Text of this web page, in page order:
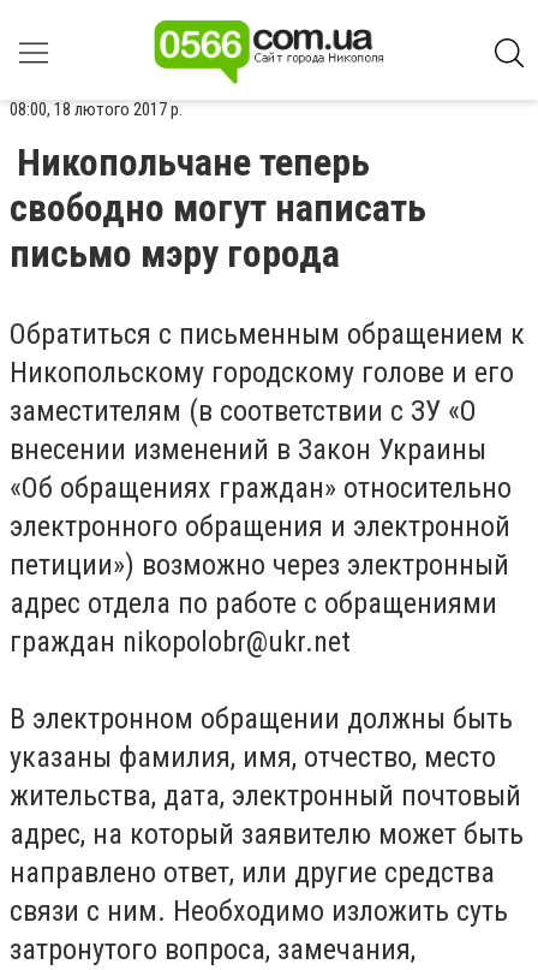
08:00, 18 лютого 2017 р.
Никопольчане теперь
свободно могут написать
письмо мэру города
Обратиться с письменным обращением к
Никопольскому городскому голове и его
заместителям (в соответствии с ЗУ «О
внесении изменений в Закон Украины
«Об обращениях граждан» относительно
электронного обращения и электронной
петиции») возможно через электронный
адрес отдела по работе с обращениями
граждан nikopolobr@ukr.net
В электронном обращении должны быть
указаны фамилия, имя, отчество, место
жительства, дата, электронный почтовый
адрес, на который заявителю может быть
направлено ответ, или другие средства
связи с ним. Необходимо изложить суть
затронутого вопроса, замечания,